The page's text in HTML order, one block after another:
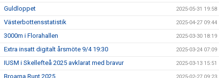
Guldloppet 2025-05-31 19:58
Västerbottensstatistik 2025-04-27 09:44
3000m i Florahallen 2025-03-30 18:19
Extra insatt digitalt årsmöte 9/4 19:30 2025-03-24 07:09
IUSM i Skellefteå 2025 avklarat med bravur 2025-03-13 15:51
Broarna Runt 2025